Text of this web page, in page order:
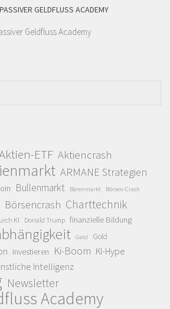
GELDFLUSS ACADEMY
ETF Aktiencrash
ARMANE Strategien
Bullenmarkt Bärenmarkt Börsen-Crash
Börsencrash Charttechnik
KI Donald Trump finanzielle Bildung
Geld Gold
investieren Ki-Boom KI-Hype
Intelligenz
Newsletter
Academy